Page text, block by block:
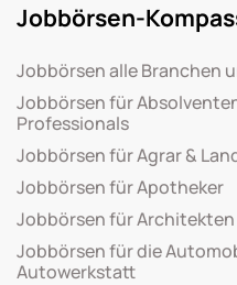
Jobbörsen-
Jobbörsen alle Branchen
Jobbörsen für
Professionals
Jobbörsen für Agrar &
Jobbörsen für Apotheker
Jobbörsen für
Jobbörsen für die
Autowerkstatt